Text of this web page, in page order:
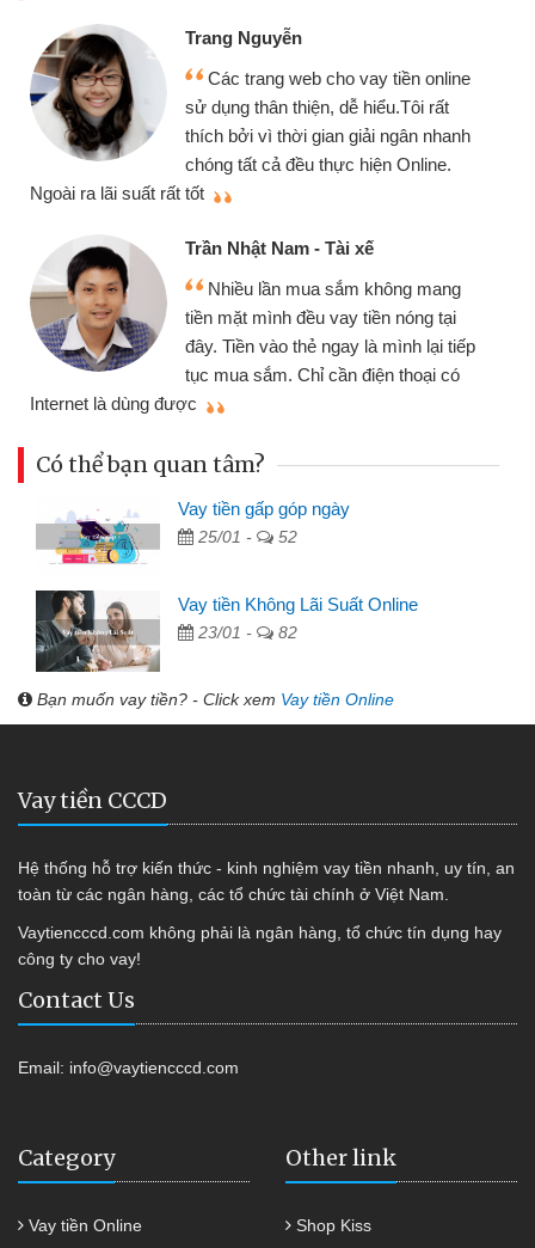
Đoàn Hữu Cảnh
Mình cần tiền gấp nên định cầm cố
chiếc xe wave nhưng thật may đã có
gói vay tiền bằng CMND online không
cần gặp mặt nên rất tiện lợi, sẽ giới
thiệu cho bạn bè biết
Cấn Văn Lực - Tạp hóa
Tôi kinh doanh buôn bán nhỏ lẻ
nhiều lúc cần vốn nhập hàng, nhờ biết
đến website qua bạn bè giới thiệu tôi
đã giải quyết được công việc của
Có thể bạn quan tâm?
Vay tiền gấp góp ngày
25/01 - 52
Vay tiền Không Lãi Suất Online
23/01 - 82
Bạn muốn vay tiền? - Click xem Vay tiền Online
Vay tiền CCCD
Hệ thống hỗ trợ kiến thức - kinh nghiệm vay tiền nhanh, uy tín, an
toàn từ các ngân hàng, các tổ chức tài chính ở Việt Nam.
Vaytiencccd.com không phải là ngân hàng, tổ chức tín dụng hay
công ty cho vay!
Contact Us
Email: info@vaytiencccd.com
Category
Vay tiền Online
Other link
Shop Kiss